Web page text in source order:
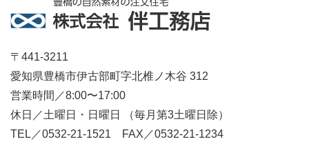
〒441-3211
愛知県豊橋市伊古部町字北椎ノ木谷 312
営業時間／8:00〜17:00
休日／土曜日・日曜日 （毎月第3土曜日除）
TEL／0532-21-1521 FAX／0532-21-1234